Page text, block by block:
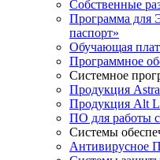
Собственные
Программа для
паспорт»
Обучающая
Программное
Системное
Продукция
Продукция Alt
ПО для работы
Системы
Антивирусное